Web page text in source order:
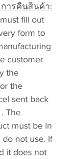
การคืนสินค้า:
fill out
form to
customer
the
the
sent back
The
must be in
not use. If
it does not